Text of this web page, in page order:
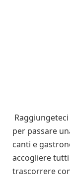
per passare
canti e
accogliere
trascorrere